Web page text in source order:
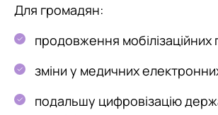
Для громадян:
продовження мобілізаційних
зміни у медичних
подальшу цифровізацію